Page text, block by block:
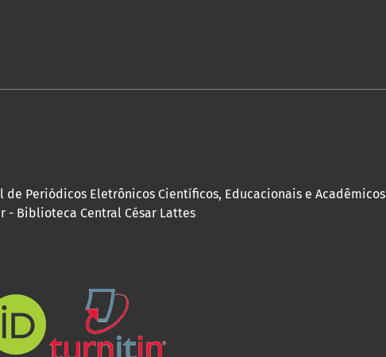
Periódicos Eletrônicos Científicos, Educacionais e Acadêmicos
- Biblioteca Central César Lattes